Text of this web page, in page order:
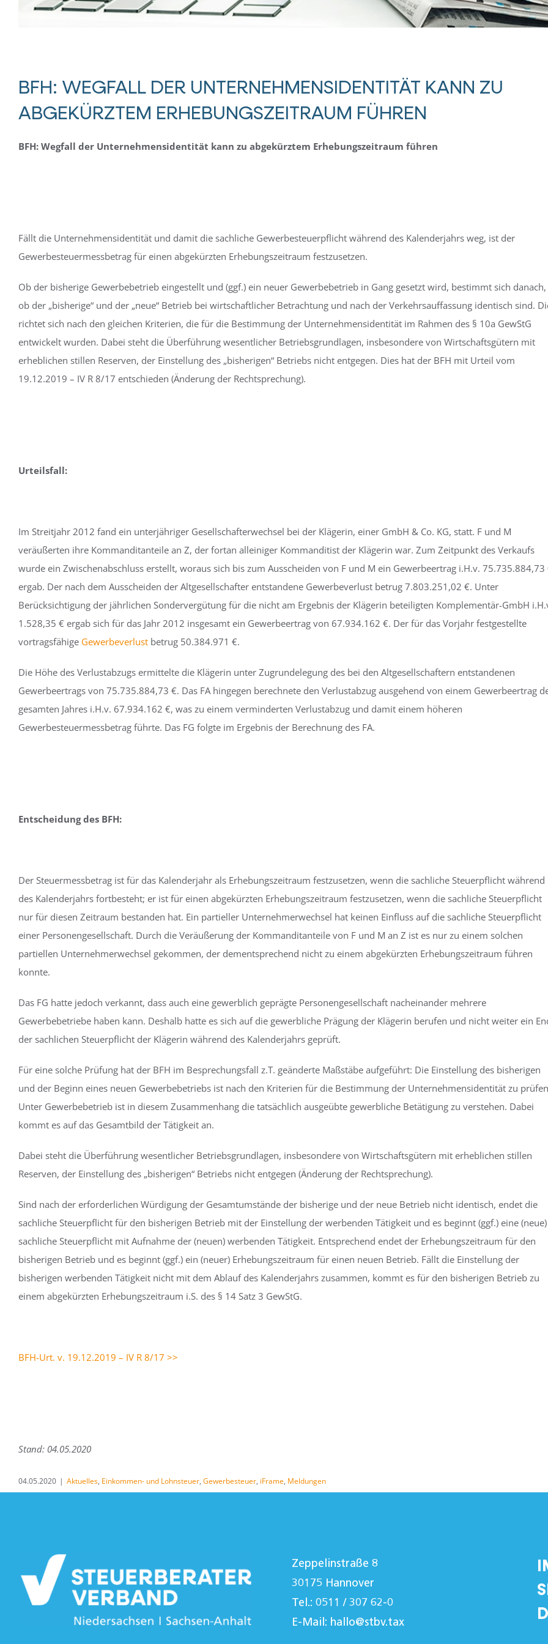
BFH: WEGFALL DER UNTERNEHMENSIDENTITÄT KANN ZU
ABGEKÜRZTEM ERHEBUNGSZEITRAUM FÜHREN
BFH: Wegfall der Unternehmensidentität kann zu abgekürztem Erhebungszeitraum führen
Fällt die Unternehmensidentität und damit die sachliche Gewerbesteuerpflicht während des Kalenderjahrs weg, ist der
Gewerbesteuermessbetrag für einen abgekürzten Erhebungszeitraum festzusetzen.
Ob der bisherige Gewerbebetrieb eingestellt und (ggf.) ein neuer Gewerbebetrieb in Gang gesetzt wird, bestimmt sich danach,
ob der „bisherige“ und der „neue“ Betrieb bei wirtschaftlicher Betrachtung und nach der Verkehrsauffassung identisch sind.
richtet sich nach den gleichen Kriterien, die für die Bestimmung der Unternehmensidentität im Rahmen des § 10a GewStG
entwickelt wurden. Dabei steht die Überführung wesentlicher Betriebsgrundlagen, insbesondere von Wirtschaftsgütern mit
erheblichen stillen Reserven, der Einstellung des „bisherigen“ Betriebs nicht entgegen. Dies hat der BFH mit Urteil vom
19.12.2019 – IV R 8/17 entschieden (Änderung der Rechtsprechung).
Urteilsfall:
Im Streitjahr 2012 fand ein unterjähriger Gesellschafterwechsel bei der Klägerin, einer GmbH & Co. KG, statt. F und M
veräußerten ihre Kommanditanteile an Z, der fortan alleiniger Kommanditist der Klägerin war. Zum Zeitpunkt des Verkaufs
wurde ein Zwischenabschluss erstellt, woraus sich bis zum Ausscheiden von F und M ein Gewerbeertrag i.H.v. 75.735.884,73
ergab. Der nach dem Ausscheiden der Altgesellschafter entstandene Gewerbeverlust betrug 7.803.251,02 €. Unter
Berücksichtigung der jährlichen Sondervergütung für die nicht am Ergebnis der Klägerin beteiligten Komplementär-GmbH
1.528,35 € ergab sich für das Jahr 2012 insgesamt ein Gewerbeertrag von 67.934.162 €. Der für das Vorjahr festgestellte
vortragsfähige Gewerbeverlust betrug 50.384.971 €.
Die Höhe des Verlustabzugs ermittelte die Klägerin unter Zugrundelegung des bei den Altgesellschaftern entstandenen
Gewerbeertrags von 75.735.884,73 €. Das FA hingegen berechnete den Verlustabzug ausgehend von einem Gewerbeertrag
gesamten Jahres i.H.v. 67.934.162 €, was zu einem verminderten Verlustabzug und damit einem höheren
Gewerbesteuermessbetrag führte. Das FG folgte im Ergebnis der Berechnung des FA.
Entscheidung des BFH:
Der Steuermessbetrag ist für das Kalenderjahr als Erhebungszeitraum festzusetzen, wenn die sachliche Steuerpflicht während
des Kalenderjahrs fortbesteht; er ist für einen abgekürzten Erhebungszeitraum festzusetzen, wenn die sachliche Steuerpflicht
nur für diesen Zeitraum bestanden hat. Ein partieller Unternehmerwechsel hat keinen Einfluss auf die sachliche Steuerpflicht
einer Personengesellschaft. Durch die Veräußerung der Kommanditanteile von F und M an Z ist es nur zu einem solchen
partiellen Unternehmerwechsel gekommen, der dementsprechend nicht zu einem abgekürzten Erhebungszeitraum führen
konnte.
Das FG hatte jedoch verkannt, dass auch eine gewerblich geprägte Personengesellschaft nacheinander mehrere
Gewerbebetriebe haben kann. Deshalb hatte es sich auf die gewerbliche Prägung der Klägerin berufen und nicht weiter ein
der sachlichen Steuerpflicht der Klägerin während des Kalenderjahrs geprüft.
Für eine solche Prüfung hat der BFH im Besprechungsfall z.T. geänderte Maßstäbe aufgeführt: Die Einstellung des bisherigen
und der Beginn eines neuen Gewerbebetriebs ist nach den Kriterien für die Bestimmung der Unternehmensidentität zu
Unter Gewerbebetrieb ist in diesem Zusammenhang die tatsächlich ausgeübte gewerbliche Betätigung zu verstehen. Dabei
kommt es auf das Gesamtbild der Tätigkeit an.
Dabei steht die Überführung wesentlicher Betriebsgrundlagen, insbesondere von Wirtschaftsgütern mit erheblichen stillen
Reserven, der Einstellung des „bisherigen“ Betriebs nicht entgegen (Änderung der Rechtsprechung).
Sind nach der erforderlichen Würdigung der Gesamtumstände der bisherige und der neue Betrieb nicht identisch, endet die
sachliche Steuerpflicht für den bisherigen Betrieb mit der Einstellung der werbenden Tätigkeit und es beginnt (ggf.) eine (neue)
sachliche Steuerpflicht mit Aufnahme der (neuen) werbenden Tätigkeit. Entsprechend endet der Erhebungszeitraum für den
bisherigen Betrieb und es beginnt (ggf.) ein (neuer) Erhebungszeitraum für einen neuen Betrieb. Fällt die Einstellung der
bisherigen werbenden Tätigkeit nicht mit dem Ablauf des Kalenderjahrs zusammen, kommt es für den bisherigen Betrieb zu
einem abgekürzten Erhebungszeitraum i.S. des § 14 Satz 3 GewStG.
BFH-Urt. v. 19.12.2019 – IV R 8/17 >>
Stand: 04.05.2020
04.05.2020 | Aktuelles, Einkommen- und Lohnsteuer, Gewerbesteuer, iFrame, Meldungen
Zeppelinstraße 8
30175 Hannover
Tel.: 0511 / 307 62-0
E-Mail: hallo@stbv.tax